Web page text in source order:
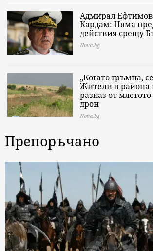
Адмирал Ефтимов
Кардам: Няма
действия срещу
Nova.bg
„Когато гръмна,
Жители в района
разказ от
дрон
Nova.bg
Препоръчано